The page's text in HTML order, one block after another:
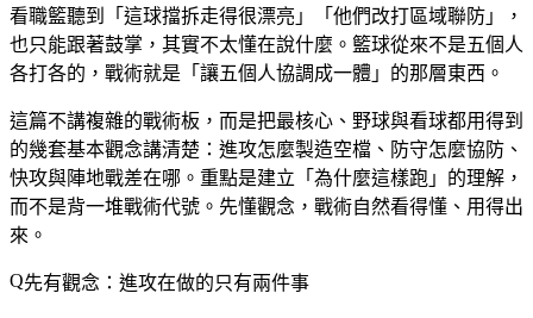
看職籃聽到「這球擋拆走得很漂亮」「他們改打區域聯防」，
也只能跟著鼓掌，其實不太懂在說什麼。籃球從來不是五個人
各打各的，戰術就是「讓五個人協調成一體」的那層東西。
這篇不講複雜的戰術板，而是把最核心、野球與看球都用得到
的幾套基本觀念講清楚：進攻怎麼製造空檔、防守怎麼協防、
快攻與陣地戰差在哪。重點是建立「為什麼這樣跑」的理解，
而不是背一堆戰術代號。先懂觀念，戰術自然看得懂、用得出
來。
先有觀念：進攻在做的只有兩件事